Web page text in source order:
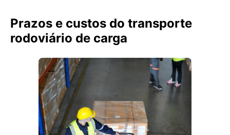
Prazos e custos do transporte
rodoviário de carga